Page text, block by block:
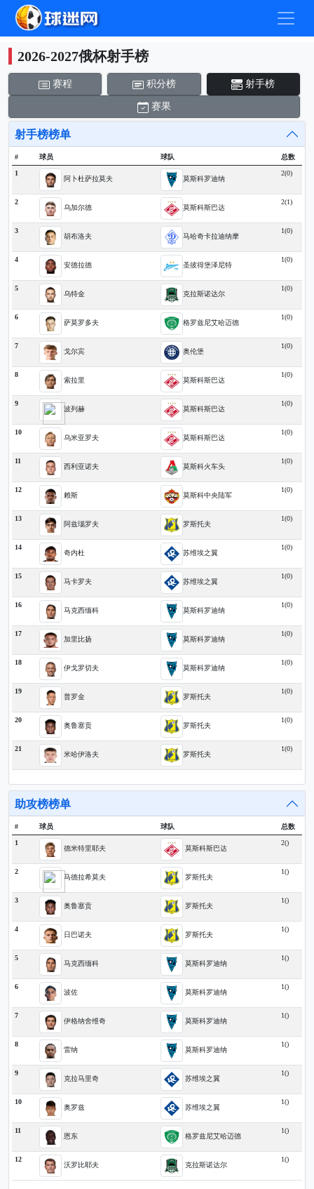
2026-2027俄杯射手榜
赛程 积分榜 射手榜
赛果
射手榜榜单
# 球员 球队 总数
1
阿卜杜萨拉莫夫 莫斯科罗迪纳
2(0)
2
乌加尔德 莫斯科斯巴达
2(1)
3
胡布洛夫 马哈奇卡拉迪纳摩
1(0)
4
安德拉德 圣彼得堡泽尼特
1(0)
5
乌特金 克拉斯诺达尔
1(0)
6
萨莫罗多夫 格罗兹尼艾哈迈德
1(0)
7
戈尔宾 奥伦堡
1(0)
8
索拉里 莫斯科斯巴达
1(0)
9
波列赫 莫斯科斯巴达
1(0)
10
乌米亚罗夫 莫斯科斯巴达
1(0)
11
西利亚诺夫 莫斯科火车头
1(0)
12
赖斯 莫斯科中央陆军
1(0)
13
阿兹瑙罗夫 罗斯托夫
1(0)
14
奇内杜 苏维埃之翼
1(0)
15
马卡罗夫 苏维埃之翼
1(0)
16
马克西缅科 莫斯科罗迪纳
1(0)
17
加里比扬 莫斯科罗迪纳
1(0)
18
伊戈罗切夫 莫斯科罗迪纳
1(0)
19
普罗金 罗斯托夫
1(0)
20
奥鲁塞贡 罗斯托夫
1(0)
21
米哈伊洛夫 罗斯托夫
1(0)
助攻榜榜单
# 球员 球队 总数
1
德米特里耶夫 莫斯科斯巴达
2()
2
马德拉希莫夫 罗斯托夫
1()
3
奥鲁塞贡 罗斯托夫
1()
4
日巴诺夫 罗斯托夫
1()
5
马克西缅科 莫斯科罗迪纳
1()
6
波佐 莫斯科罗迪纳
1()
7
伊格纳舍维奇 莫斯科罗迪纳
1()
8
雷纳 莫斯科罗迪纳
1()
9
克拉马里奇 苏维埃之翼
1()
10
奥罗兹 苏维埃之翼
1()
11
恩东 格罗兹尼艾哈迈德
1()
12
沃罗比耶夫 克拉斯诺达尔
1()